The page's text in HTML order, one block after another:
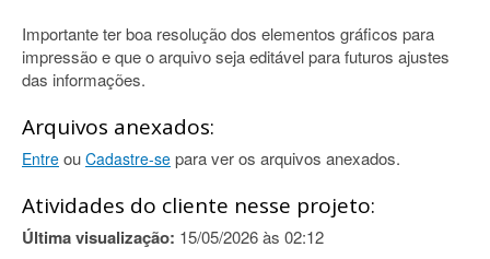
Importante ter boa resolução dos elementos gráficos para
impressão e que o arquivo seja editável para futuros ajustes
das informações.
Arquivos anexados:
Entre ou Cadastre-se para ver os arquivos anexados.
Atividades do cliente nesse projeto:
Última visualização: 15/05/2026 às 02:12